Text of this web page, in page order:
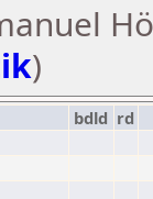
)
bdld rd